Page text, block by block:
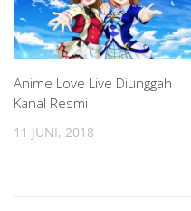
Anime Love Live Diunggah
Kanal Resmi
11 JUNI, 2018